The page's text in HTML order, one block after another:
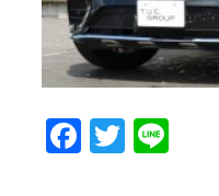
Facebook
Twitter